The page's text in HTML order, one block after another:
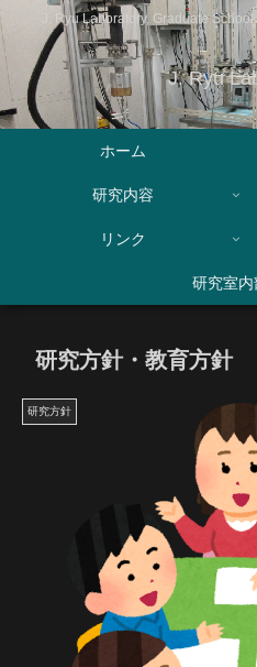
J. Ryu Laboratory, Graduate
J. Ryu
ホーム
研究内容
リンク
研究室内
研究方針・教育方針
研究方針